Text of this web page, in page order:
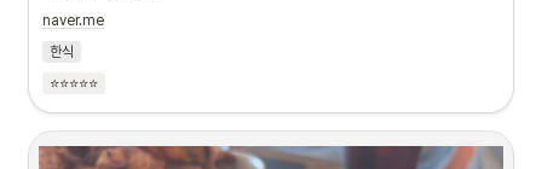
naver.me
한식
⭐⭐⭐⭐⭐